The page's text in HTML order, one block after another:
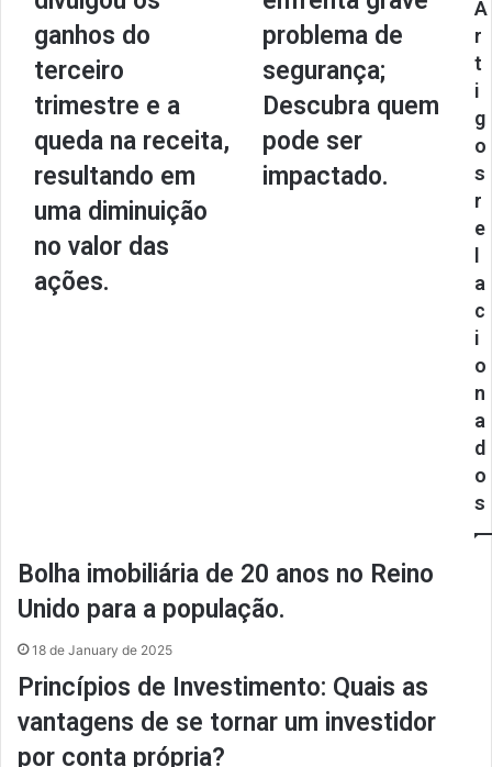
ganhos do
terceiro
trimestre e a
queda na receita,
resultando em
uma diminuição
no valor das
ações.
problema de
segurança;
Descubra quem
pode ser
impactado.
A
r
t
i
g
o
s
r
e
a
c
i
o
n
a
d
o
s
Bolha imobiliária de 20 anos no Reino
Unido para a população.
18 de January de 2025
Princípios de Investimento: Quais as
vantagens de se tornar um investidor
por conta própria?